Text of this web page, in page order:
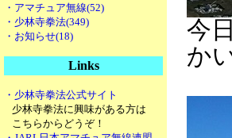
・アマチュア無線(52)
・少林寺拳法(349)
・お知らせ(18)
Links
・少林寺拳法公式サイト
少林寺拳法に興味がある方は
こちらからどうぞ！
今
か